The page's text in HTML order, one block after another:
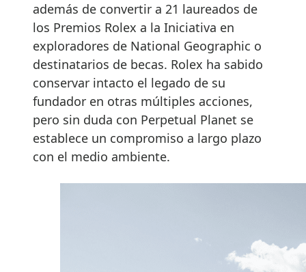
además de convertir a 21 laureados de
los Premios Rolex a la Iniciativa en
exploradores de National Geographic o
destinatarios de becas. Rolex ha sabido
conservar intacto el legado de su
fundador en otras múltiples acciones,
pero sin duda con Perpetual Planet se
establece un compromiso a largo plazo
con el medio ambiente.